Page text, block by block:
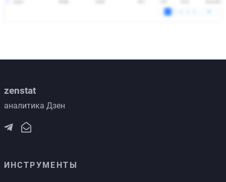
zenstat
аналитика Дзен
ИНСТРУМЕНТЫ